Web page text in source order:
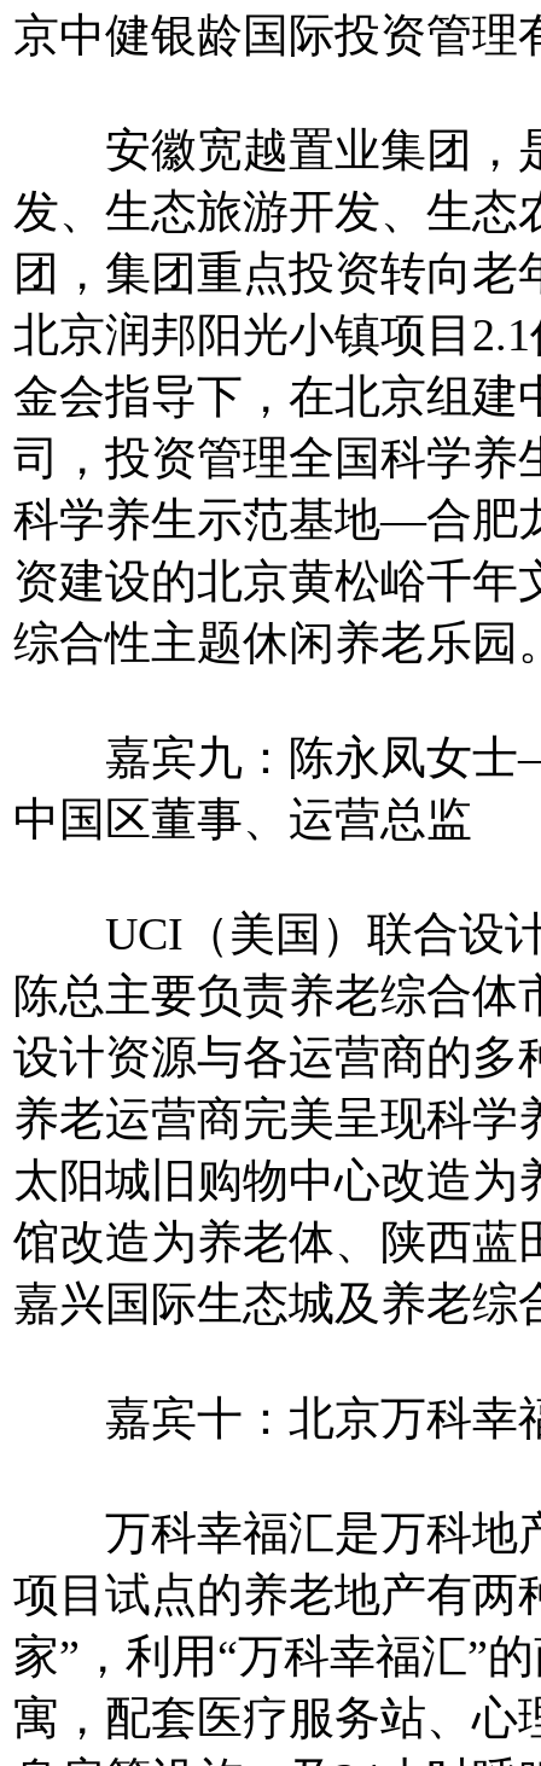
京中健银龄国际投资管
安徽宽越置业集团，
发、生态旅游开发、生态
团，集团重点投资转向老
北京润邦阳光小镇项目
金会指导下，在北京组建
司，投资管理全国科学养
科学养生示范基地—合肥
资建设的北京黄松峪千年
综合性主题休闲养老乐园
嘉宾九：陈永凤女士
中国区董事、运营总监
UCI（美国）联合设计
陈总主要负责养老综合
设计资源与各运营商的多
养老运营商完美呈现科学
太阳城旧购物中心改造为
馆改造为养老体、陕西蓝
嘉兴国际生态城及养老综
嘉宾十：北京万科幸
万科幸福汇是万科地
项目试点的养老地产有两
家”，利用“万科幸福汇”
寓，配套医疗服务站、心